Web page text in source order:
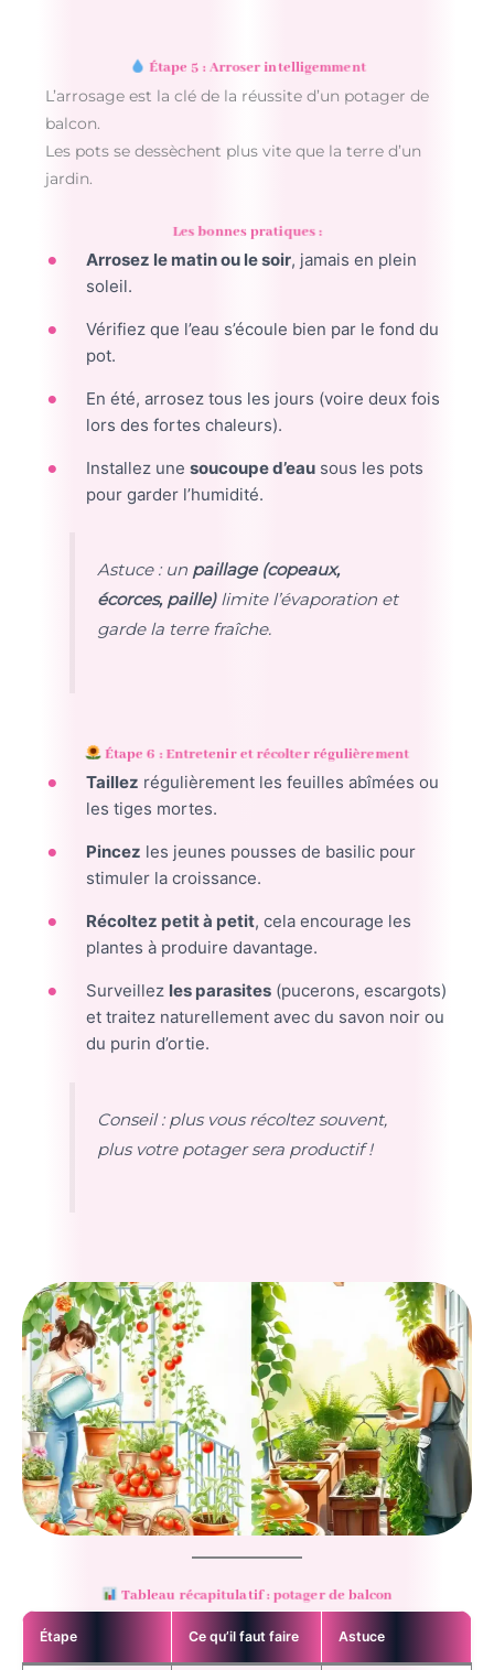
Étape 5 : Arroser intelligemment
L’arrosage est la clé de la réussite d’un potager de
balcon.
Les pots se dessèchent plus vite que la terre d’un
jardin.
Les bonnes pratiques :
Arrosez le matin ou le soir, jamais en plein
soleil.
Vérifiez que l’eau s’écoule bien par le fond du
pot.
En été, arrosez tous les jours (voire deux fois
lors des fortes chaleurs).
Installez unesoucoupe d’eau sous les pots
pour garder l’humidité.
Astuce : un paillage (copeaux,
écorces, paille)limite l’évaporation et
garde la terre fraîche.
Étape 6 : Entretenir et récolter régulièrement
Taillez régulièrement les feuilles abîmées ou
les tiges mortes.
Pincez les jeunes pousses de basilic pour
stimuler la croissance.
Récoltez petit à petit, cela encourage les
plantes à produire davantage.
Surveillez les parasites (pucerons, escargots)
et traitez naturellement avec du savon noir ou
du purin d’ortie.
Conseil : plus vous récoltez souvent,
plus votre potager sera productif !
Tableau récapitulatif : potager de balcon
Étape Ce qu’il faut faire Astuce